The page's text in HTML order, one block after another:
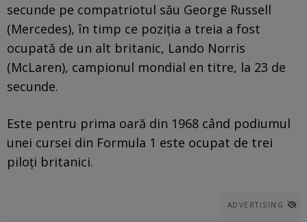
secunde pe compatriotul său George Russell
(Mercedes), în timp ce poziția a treia a fost
ocupată de un alt britanic, Lando Norris
(McLaren), campionul mondial en titre, la 23 de
secunde.
Este pentru prima oară din 1968 când podiumul
unei cursei din Formula 1 este ocupat de trei
piloți britanici.
ADVERTISING